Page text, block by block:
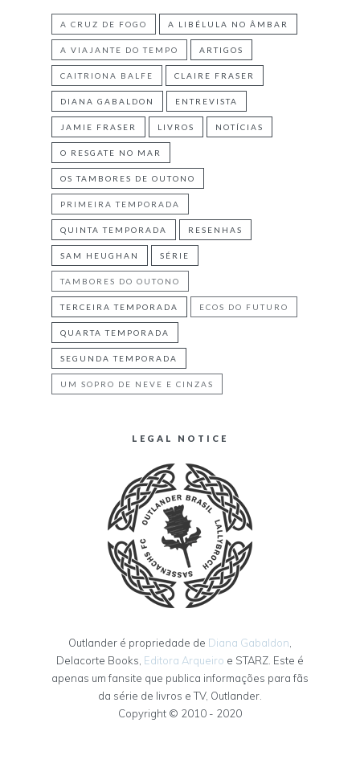
A CRUZ DE FOGO A LIBÉLULA NO ÂMBAR
A VIAJANTE DO TEMPO ARTIGOS
CAITRIONA BALFE CLAIRE FRASER
DIANA GABALDON ENTREVISTA
JAMIE FRASER LIVROS NOTÍCIAS
O RESGATE NO MAR
OS TAMBORES DE OUTONO
PRIMEIRA TEMPORADA
QUINTA TEMPORADA RESENHAS
SAM HEUGHAN SÉRIE
TAMBORES DO OUTONO
TERCEIRA TEMPORADA ECOS DO FUTURO
QUARTA TEMPORADA
SEGUNDA TEMPORADA
UM SOPRO DE NEVE E CINZAS
LEGAL NOTICE
Outlander é propriedade de Diana Gabaldon
Delacorte Books, Editora Arqueiro e STARZ. Este é
apenas um fansite que publica informações para fãs
da série de livros e TV, Outlander.
Copyright © 2010 - 2020